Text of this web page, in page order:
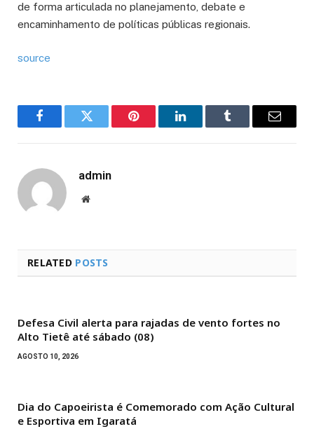
de forma articulada no planejamento, debate e
encaminhamento de políticas públicas regionais.
source
FacebookTwitter Pinterest LinkedInTumblr Email
admin
Website
RELATED POSTS
Defesa Civil alerta para rajadas de vento fortes no
Alto Tietê até sábado (08)
AGOSTO 10, 2026
Dia do Capoeirista é Comemorado com Ação Cultural
e Esportiva em Igaratá